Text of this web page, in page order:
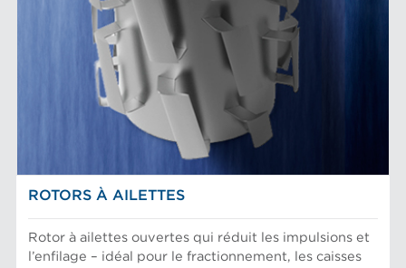
ROTORS À AILETTES
Rotor à ailettes ouvertes qui réduit les impulsions et
l’enfilage – idéal pour le fractionnement, les caisses